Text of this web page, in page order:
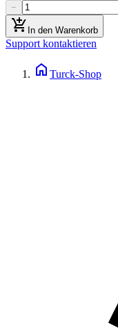
−
add_shopping_cart In den Warenkorb
Support kontaktieren
home Turck-Shop